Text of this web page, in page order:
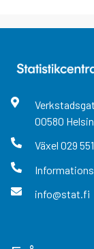
00580
Växel 029
info@stat.fi